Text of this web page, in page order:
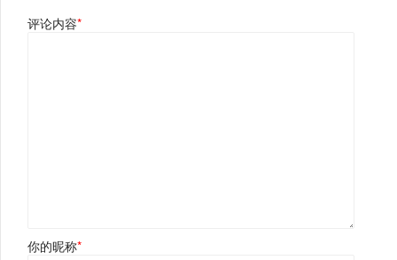
评论内容*
你的昵称*